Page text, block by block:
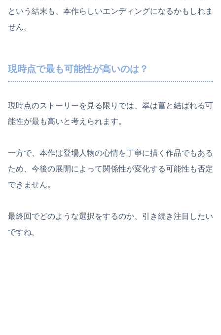
という結末も、本作らしいエンディングになるかもしれま
せん。
現時点で最も可能性が高いのは？
現時点のストーリーを見る限りでは、翠は菖と結ばれる可
能性が最も高いと考えられます。
一方で、本作は登場人物の心情を丁寧に描く作品でもある
ため、今後の展開によって関係性が変化する可能性も否定
できません。
最終回でどのような選択をするのか、引き続き注目したい
ですね。